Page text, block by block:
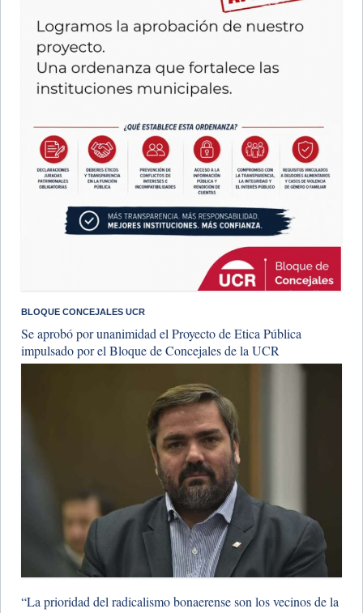
BLOQUE CONCEJALES UCR
Se aprobó por unanimidad el Proyecto de Etica Pública
impulsado por el Bloque de Concejales de la UCR
“La prioridad del radicalismo bonaerense son los vecinos de la